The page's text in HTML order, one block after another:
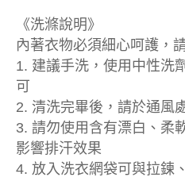
《洗滌說明》
內著衣物必須細心呵護，
1. 建議手洗，使用中性洗
可
2. 清洗完畢後，請於通風
3. 請勿使用含有漂白、柔
影響排汗效果
4. 放入洗衣網袋可與拉鍊